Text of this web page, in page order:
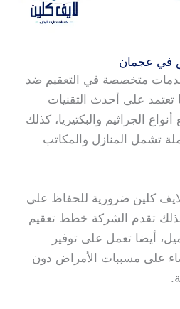
في عجمان
متخصصة في التعقيم ضد
على أحدث التقنيات
الجراثيم والبكتيريا، كذلك
تشمل المنازل والمكاتب
كلين ضرورية للحفاظ على
تقدم الشركة خطط تعقيم
أيضا تعمل على توفير
على مسببات الأمراض دون